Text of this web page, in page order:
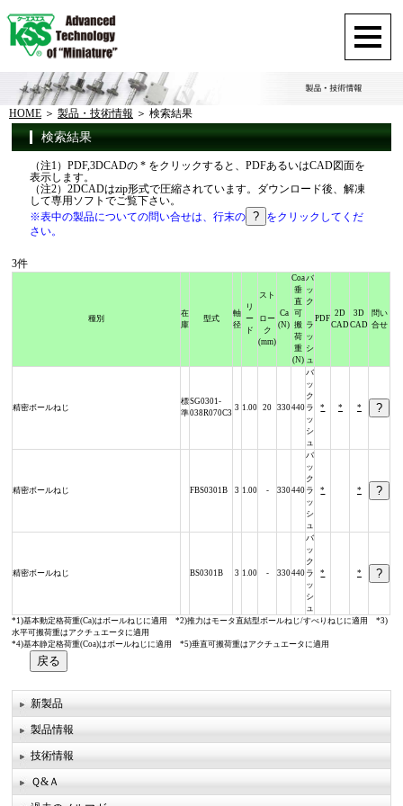
HOME 製品・技術情報 検索結果
検索結果
（注1）PDF,3DCADの * をクリックすると、PDFあるいはCAD図面を
表示します。
（注2）2DCADはzip形式で圧縮されています。ダウンロード後、解凍
して専用ソフトでご覧下さい。
※表中の製品についての問い合せは、行末の
をクリックしてくだ
さい。
3件
*1)基本動定格荷重(Ca)はボールねじに適用 *2)推力はモータ直結型ボールねじ/すべりねじに適用 *3)
水平可搬荷重はアクチュエータに適用
*4)基本静定格荷重(Coa)はボールねじに適用 *5)垂直可搬荷重はアクチュエータに適用
種別
在
庫
型式
軸
径
リ
ー
ド
スト
ロー
ク
(mm)
Ca
(N)
Coa
垂
直
可
搬
荷
重
(N)
バ
ッ
ク
ラ
ッ
シ
ュ
PDF
2D
CAD
3D
CAD
問い
合せ
精密ボールねじ
標
準
SG0301-
038R070C3
3 1.00 20 330440
バ
ッ
ク
ラ
ッ
シ
ュ
* * *
精密ボールねじ FBS0301B 3 1.00 - 330440
バ
ッ
ク
ラ
ッ
シ
ュ
* *
精密ボールねじ BS0301B 3 1.00 - 330440
バ
ッ
ク
ラ
ッ
シ
ュ
* *
新製品
製品情報
技術情報
Ｑ&Ａ